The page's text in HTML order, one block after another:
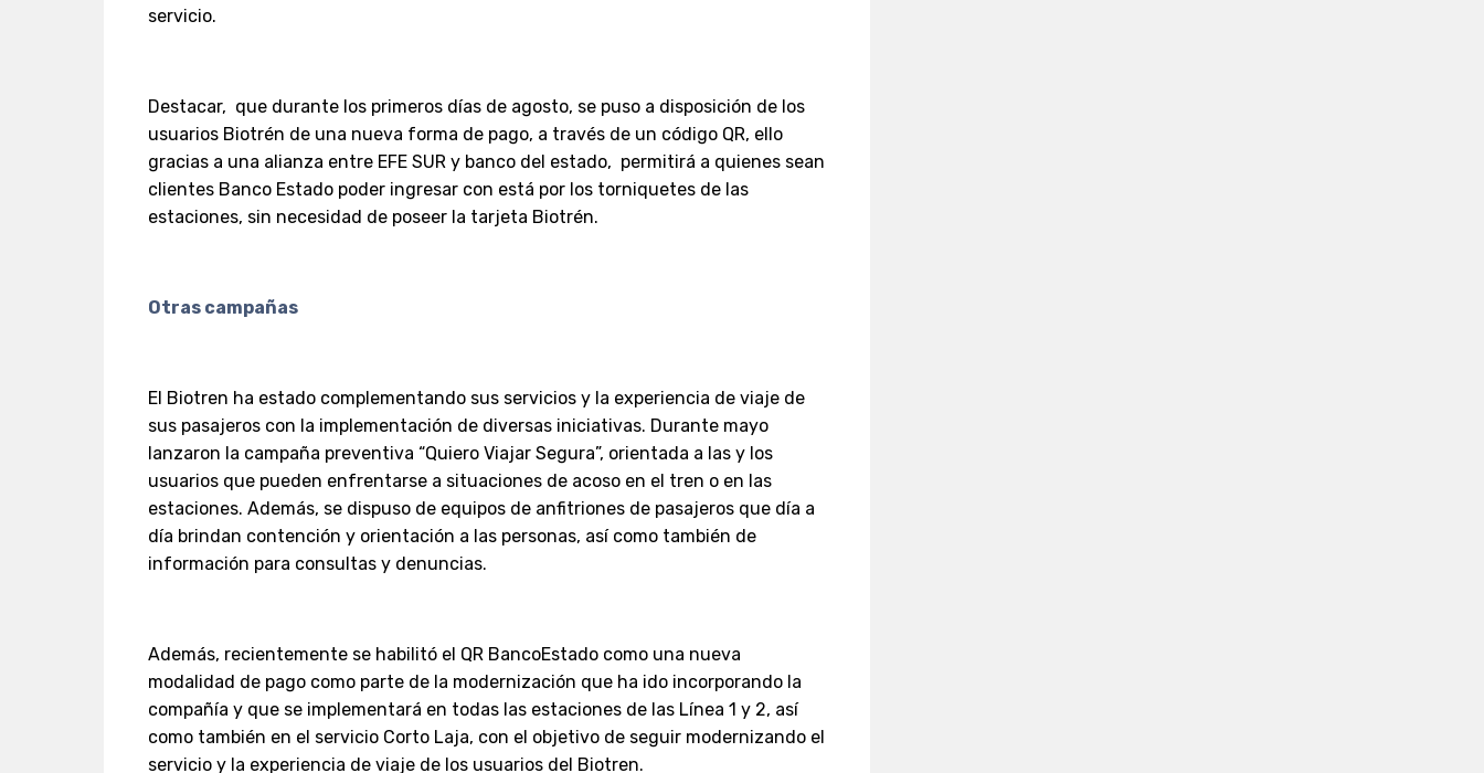
servicio.
Destacar, que durante los primeros días de agosto, se puso a disposición de los
usuarios Biotrén de una nueva forma de pago, a través de un código QR, ello
gracias a una alianza entre EFE SUR y banco del estado, permitirá a quienes sean
clientes Banco Estado poder ingresar con está por los torniquetes de las
estaciones, sin necesidad de poseer la tarjeta Biotrén.
Otras campañas
El Biotren ha estado complementando sus servicios y la experiencia de viaje de
sus pasajeros con la implementación de diversas iniciativas. Durante mayo
lanzaron la campaña preventiva “Quiero Viajar Segura”, orientada a las y los
usuarios que pueden enfrentarse a situaciones de acoso en el tren o en las
estaciones. Además, se dispuso de equipos de anfitriones de pasajeros que día a
día brindan contención y orientación a las personas, así como también de
información para consultas y denuncias.
Además, recientemente se habilitó el QR BancoEstado como una nueva
modalidad de pago como parte de la modernización que ha ido incorporando la
compañía y que se implementará en todas las estaciones de las Línea 1 y 2, así
como también en el servicio Corto Laja, con el objetivo de seguir modernizando el
servicio y la experiencia de viaje de los usuarios del Biotren.